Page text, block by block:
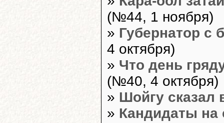
(№44, 1 ноября)
» Губернатор с
4 октября)
» Что день
(№40, 4 октября)
» Шойгу сказал
» Кандидаты на